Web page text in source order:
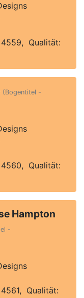
4559, Qualität:
(Bogentitel -
4560, Qualität:
Hampton
-
4561, Qualität: